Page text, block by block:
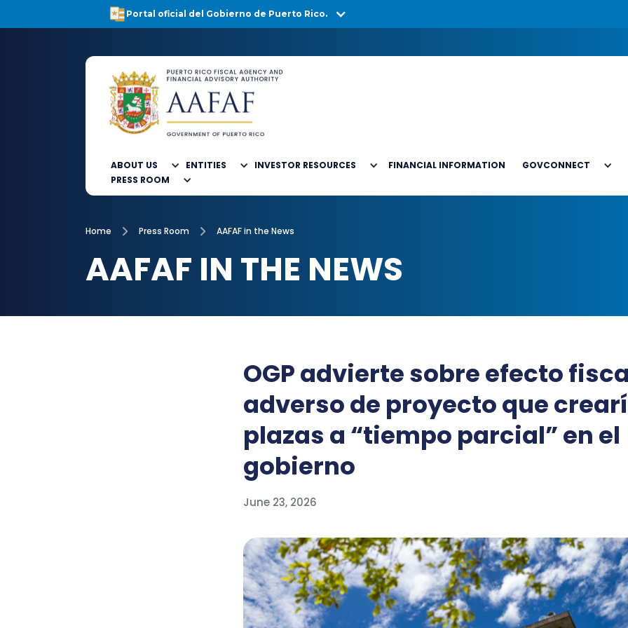
Portal oficial del Gobierno de Puerto Rico.
ABOUT US ENTITIES INVESTOR RESOURCES FINANCIAL INFORMATION
GOVCONNECT
PRESS ROOM
Home Press Room AAFAF in the News
AAFAF IN THE NEWS
OGP advierte sobre efecto
adverso de proyecto que
plazas a “tiempo parcial” en el
gobierno
June 23, 2026